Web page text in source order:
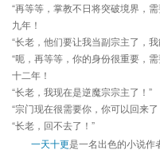
“再等等，掌教不日将突破境界，
九年！
“长老，他们要让我当副宗主了，
“呃，再等等，你的身份很重要，
十二年！
“长老，我现在是逆魔宗宗主了！”
“宗门现在很需要你，你可以回来了
“长老，回不去了！”
一天十更是一名出色的小说作